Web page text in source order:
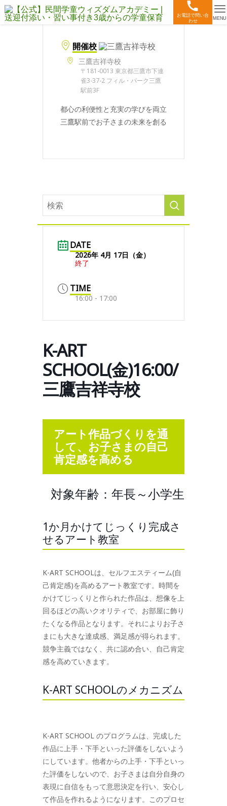
お電話で問い合
わせ
MENU
開催校
三鷹吉祥寺校
〒181-0013 東京都三鷹市下連
雀3-37-2 フィル・パーク三鷹
駅前3F
都心の利便性と充実の学びを両立
三鷹駅前でお子さまの未来を創る
DATE
2026年 4月 17日（金）
終了
TIME
16:00 - 17:00
K-ART
SCHOOL(金)16:00/
三鷹吉祥寺校
アート作品づくりを通
して、お子さまの自己
肯定感を高める
対象年齢：年長～小学生
1か月かけてじっくり完成さ
せるアート教室
K-ART SCHOOLは、セルフエスティーム(自
己肯定感)を高めるアート教室です。時間を
かけてじっくりと作られた作品は、想像を上
回るほどの高いクオリティで、お部屋に飾り
たくなる作品となります。それによりお子さ
まにも大きな達成感、満足感が得られます。
競争主義ではなく、共に認め合い、自己肯定
感を高めていきます。
K-ART SCHOOLのメカニズム
K-ART SCHOOL のプログラムは、完成した
作品に上手・下手といった評価をしないよう
にしています。他者からの上手・下手といっ
た評価をしないので、お子さまは自分自身の
表現に自信をもって意思決定を行い、安心し
て作品を作れるようになります。このプロセ